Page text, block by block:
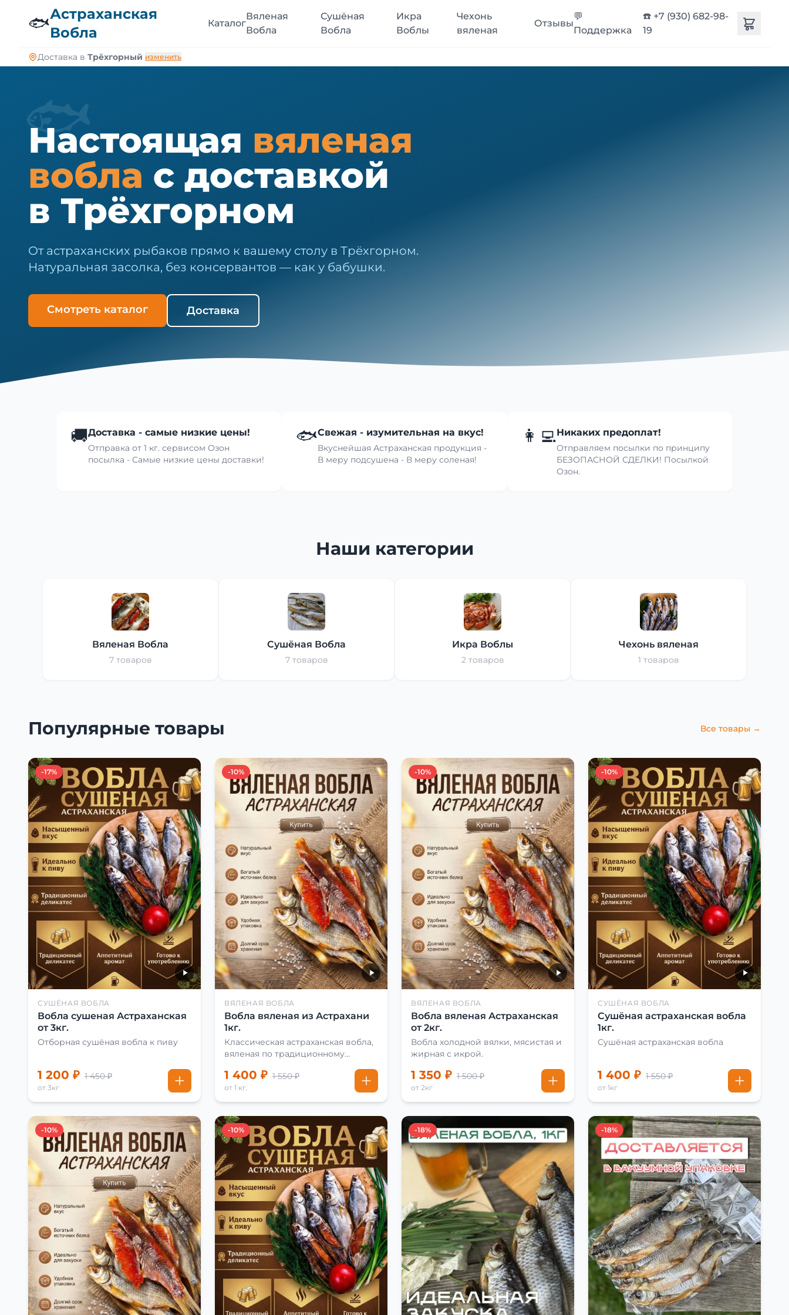
🐟Астраханская
Вобла
Каталог
Вяленая
Вобла
Сушёная
Вобла
Икра
Воблы
Чехонь
вяленая
Отзывы
💬
Поддержка
☎️ +7 (930) 682-98-
19
Доставка в Трёхгорный изменить
🐟
Настоящая вяленая
вобла с доставкой
в Трёхгорном
От астраханских рыбаков прямо к вашему столу в Трёхгорном.
Натуральная засолка, без консервантов — как у бабушки.
Смотреть каталог Доставка
🚚Доставка - самые низкие цены!
Отправка от 1 кг. сервисом Озон
посылка - Самые низкие цены доставки!
🐟Свежая - изумительная на вкус!
Вкуснейшая Астраханская продукция -
В меру подсушена - В меру соленая!
👩‍💻Никаких предоплат!
Отправляем посылки по принципу
БЕЗОПАСНОЙ СДЕЛКИ! Посылкой
Озон.
Наши категории
Вяленая Вобла
7 товаров
Сушёная Вобла
7 товаров
Икра Воблы
2 товаров
Чехонь вяленая
1 товаров
Популярные товары Все товары →
-17%
СУШЁНАЯ ВОБЛА
Вобла сушеная Астраханская
от 3кг.
Отборная сушёная вобла к пиву
1 200 ₽ 1 450 ₽
от 3кг
-10%
ВЯЛЕНАЯ ВОБЛА
Вобла вяленая из Астрахани
1кг.
Классическая астраханская вобла,
вяленая по традиционному
1 400 ₽ 1 550 ₽
от 1 кг.
-10%
ВЯЛЕНАЯ ВОБЛА
Вобла вяленая Астраханская
от 2кг.
Вобла холодной вялки, мясистая и
жирная с икрой.
1 350 ₽ 1 500 ₽
от 2кг
-10%
СУШЁНАЯ ВОБЛА
Сушёная астраханская вобла
1кг.
Сушёная астраханская вобла
1 400 ₽ 1 550 ₽
от 1кг
-10% -10% -18% -18%